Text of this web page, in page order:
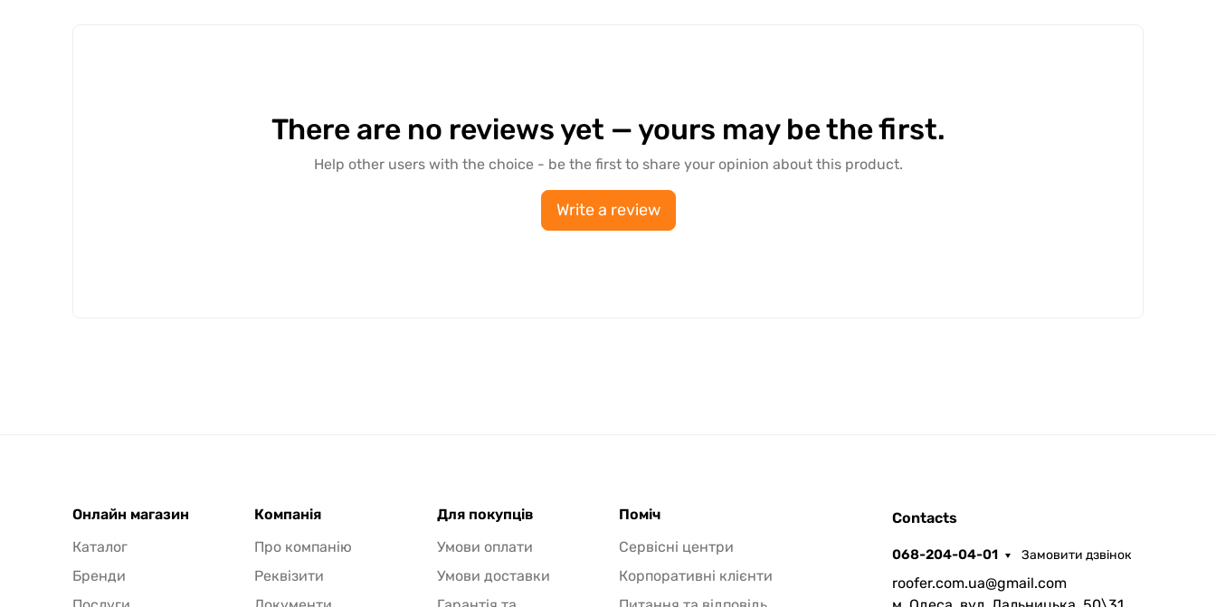
There are no reviews yet — yours may be the first.
Help other users with the choice - be the first to share your opinion about this product.
Write a review
Онлайн магазин
Каталог
Бренди
Компанія
Про компанію
Реквізити
Для покупців
Умови оплати
Умови доставки
Поміч
Сервісні центри
Корпоративні клієнти
Contacts
068-204-04-01 Замовити дзвінок
roofer.com.ua@gmail.com
ROOFER
AI помічник